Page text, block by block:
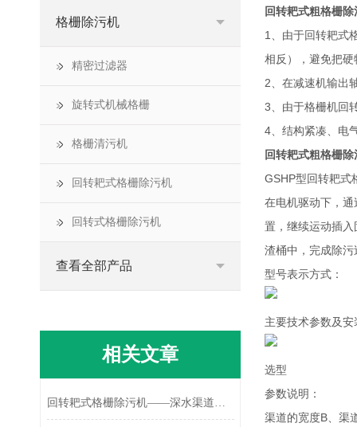
回转耙式粗格栅除
1、由于回转耙式
相反），避免把
2、在减速机输出
3、由于格栅机回
4、结构紧凑、电
回转耙式粗格栅除
GSHP型回转耙式
在电机驱动下，
置，继续运动插
渣桶中，完成除
型号表示方式：
主要技术参数及安
选型
参数说明：
渠道的宽度B、渠
格栅除污机
精密过滤器
旋转式机械格栅
格栅清污机
回转耙式格栅除污机
回转式格栅除污机
查看全部产品
相关文章
回转耙式格栅除污机——深水渠道拦截的优化方案